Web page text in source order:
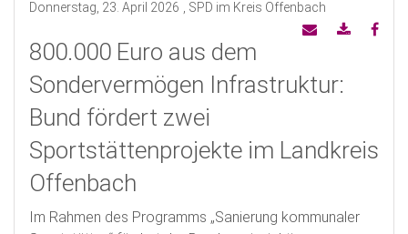
Donnerstag, 23. April 2026 , SPD im Kreis Offenbach
800.000 Euro aus dem
Sondervermögen Infrastruktur:
Bund fördert zwei
Sportstättenprojekte im Landkreis
Offenbach
Im Rahmen des Programms „Sanierung kommunaler